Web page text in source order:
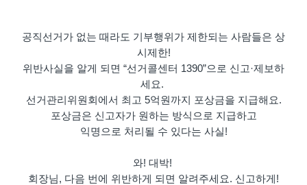
공직선거가 없는 때라도 기부행위가 제한되는 사람들은 상
시제한!
위반사실을 알게 되면 “선거콜센터 1390”으로 신고·제보하
세요.
선거관리위원회에서 최고 5억원까지 포상금을 지급해요.
포상금은 신고자가 원하는 방식으로 지급하고
익명으로 처리될 수 있다는 사실!
와! 대박!
회장님, 다음 번에 위반하게 되면 알려주세요. 신고하게!